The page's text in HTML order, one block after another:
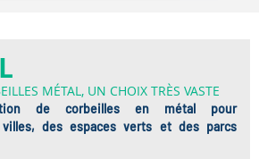
MÉTAL, UN CHOIX TRÈS VASTE
de corbeilles en métal pour
villes, des espaces verts et des parcs